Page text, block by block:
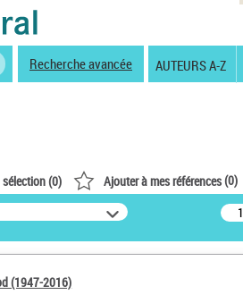
Recherche avancée AUTEURS A-Z
(0) Ajouter à mes références(0)
(1947-2016)